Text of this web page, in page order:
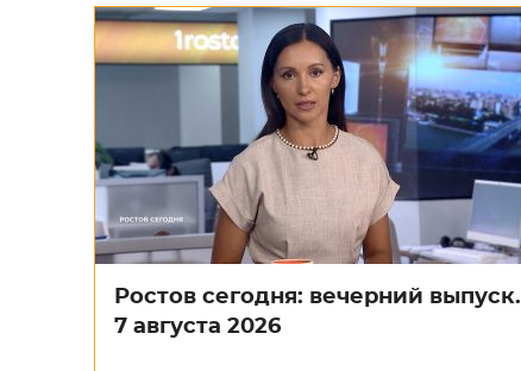
Ростов сегодня: вечерний выпуск.
7 августа 2026